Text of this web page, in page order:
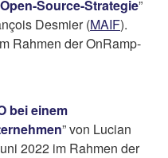
Source-Strategie”
Desmier (MAIF).
Rahmen der OnRamp-
bei einem
” von Lucian
2022 im Rahmen der